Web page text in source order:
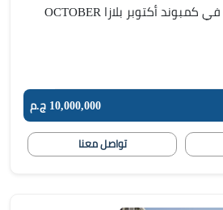
استمتع بالسكن الراقي في كمبوند أكتوبر بلازا OCTOBER
10,000,000 ج.م
تواصل معنا